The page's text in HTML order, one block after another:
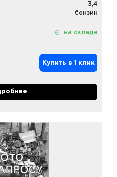
3,4
бензин
на складе
Купить в 1 клик